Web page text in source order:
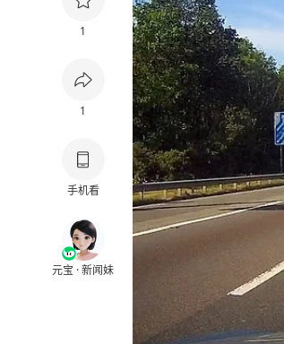
1
1
手机看
元宝 · 新闻妹